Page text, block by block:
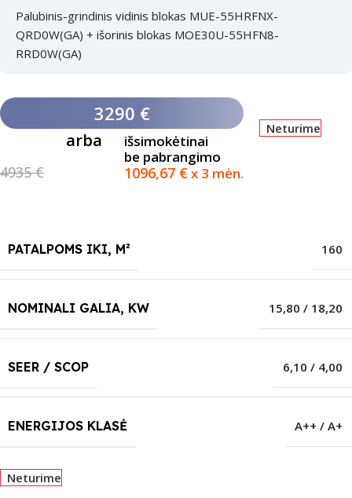
Palubinis-grindinis vidinis blokas MUE-55HRFNX-
QRD0W(GA) + išorinis blokas MOE30U-55HFN8-
RRD0W(GA)
3290 €
4935 €
arba
išsimokėtinai
be pabrangimo
1096,67 €x 3 mėn.
Neturime
PATALPOMS IKI, M² 160
NOMINALI GALIA, KW 15,80 / 18,20
SEER / SCOP 6,10 / 4,00
ENERGIJOS KLASĖ A++ / A+
Neturime